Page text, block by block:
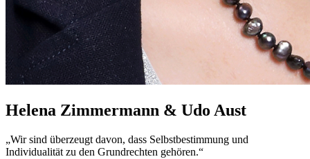
Helena Zimmermann & Udo Aust
„Wir sind überzeugt davon, dass Selbstbestimmung und
Individualität zu den Grundrechten gehören.“